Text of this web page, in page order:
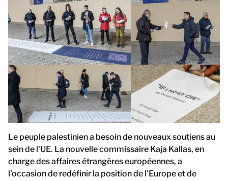
Le peuple palestinien a besoin de nouveaux soutiens au
sein de l'UE. La nouvelle commissaire Kaja Kallas, en
charge des affaires étrangères européennes, a
l'occasion de redéfinir la position de l'Europe et de